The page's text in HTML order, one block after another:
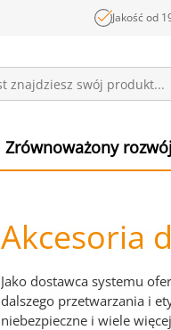
Jakość od
Zrównoważony rozwój
Akcesoria
Jako dostawca systemu
dalszego przetwarzania i
niebezpieczne i wiele